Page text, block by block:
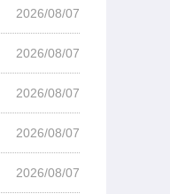
2026/08/07
2026/08/07
2026/08/07
2026/08/07
2026/08/07